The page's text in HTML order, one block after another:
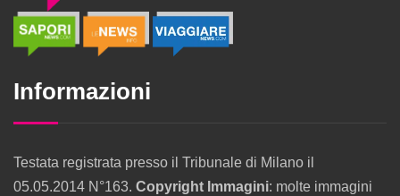
Informazioni
Testata registrata presso il Tribunale di Milano il
05.05.2014 N°163. Copyright Immagini: molte immagini